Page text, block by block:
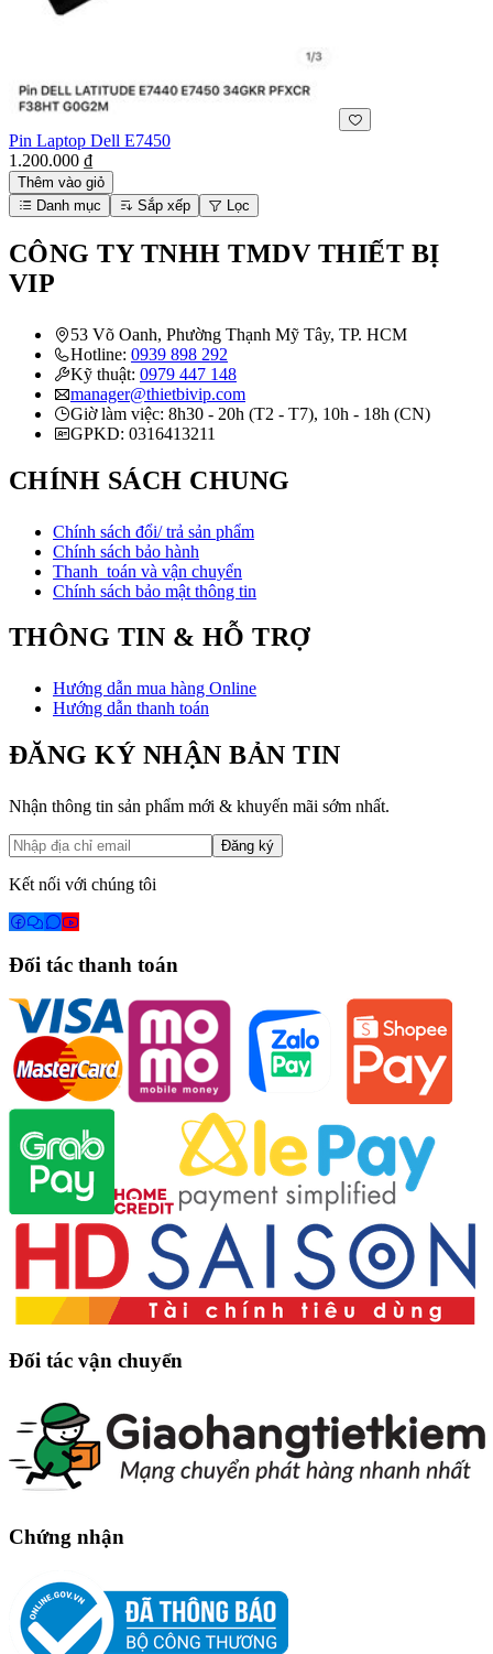
Pin Laptop Dell E7450
1.200.000 ₫
Thêm vào giỏ
Danh mục
Sắp xếp Lọc
CÔNG TY TNHH TMDV THIẾT BỊ
VIP
53 Võ Oanh, Phường Thạnh Mỹ Tây, TP. HCM
Hotline: 0939 898 292
Kỹ thuật: 0979 447 148
manager@thietbivip.com
Giờ làm việc: 8h30 - 20h (T2 - T7), 10h - 18h (CN)
GPKD: 0316413211
CHÍNH SÁCH CHUNG
Chính sách đổi/ trả sản phẩm
Chính sách bảo hành
Thanh toán và vận chuyển
Chính sách bảo mật thông tin
THÔNG TIN & HỖ TRỢ
Hướng dẫn mua hàng Online
Hướng dẫn thanh toán
ĐĂNG KÝ NHẬN BẢN TIN
Nhận thông tin sản phẩm mới & khuyến mãi sớm nhất.
Đăng ký
Kết nối với chúng tôi
Đối tác thanh toán
Đối tác vận chuyển
Chứng nhận